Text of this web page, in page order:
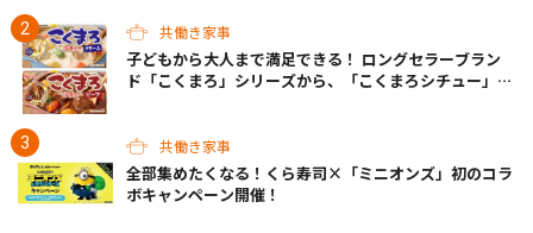
共働き家事
子どもから大人まで満足できる！ ロングセラーブラン
ド「こくまろ」シリーズから、「こくまろシチュー」＜
共働き家事
全部集めたくなる！くら寿司×「ミニオンズ」初のコラ
ボキャンペーン開催！